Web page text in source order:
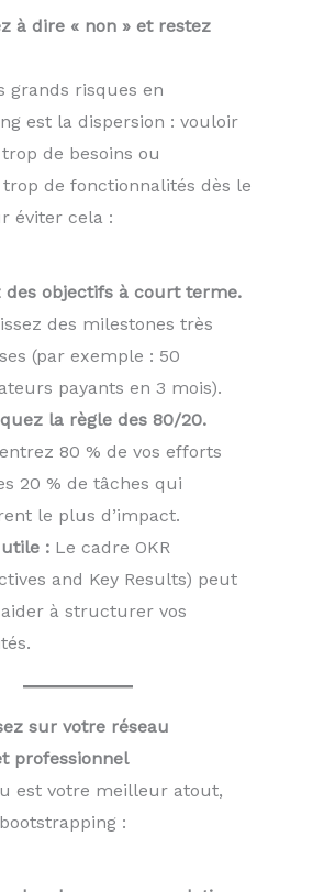
à dire « non » et restez
grands risques en
est la dispersion : vouloir
de besoins ou
de fonctionnalités dès le
éviter cela :
des objectifs à court terme.
des milestones très
(par exemple : 50
payants en 3 mois).
la règle des 80/20.
80 % de vos efforts
20 % de tâches qui
le plus d’impact.
: Le cadre OKR
and Key Results) peut
à structurer vos
sur votre réseau
professionnel
est votre meilleur atout,
: